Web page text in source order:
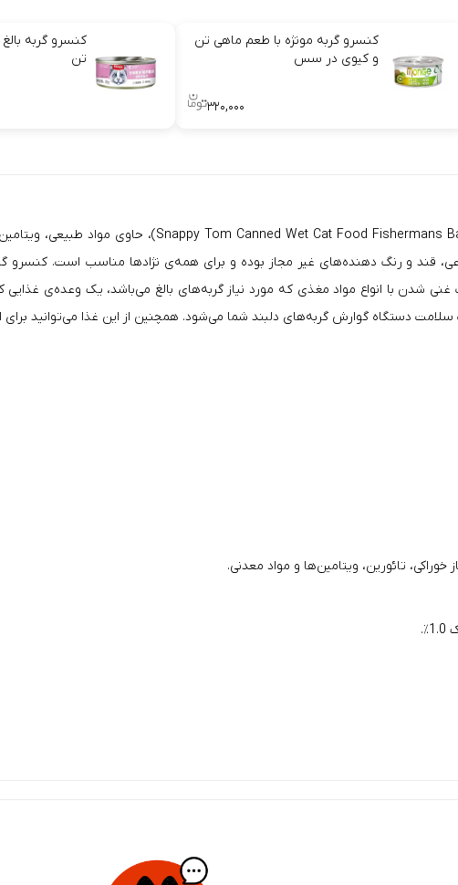
کنسرو گربه مونژه با طعم ماهی تن
و کیوی در سس
۳۲۰,۰۰۰
کنسرو گربه
تن
Snappy Tom
قند و رنگ دهنده‌های غیر مجاز بوده و برای همه‌ی نژاد‌ها مناسب است. کنسرو
شدن با انواع مواد مغذی که مورد نیاز گربه‌های بالغ می‌باشد، یک وعده‌ی غذایی
دستگاه گوارش گربه‌های دلبند شما می‌شود. همچنین از این غذا می‌توانید برای
تائورین، ویتامین‌ها و مواد معدنی.